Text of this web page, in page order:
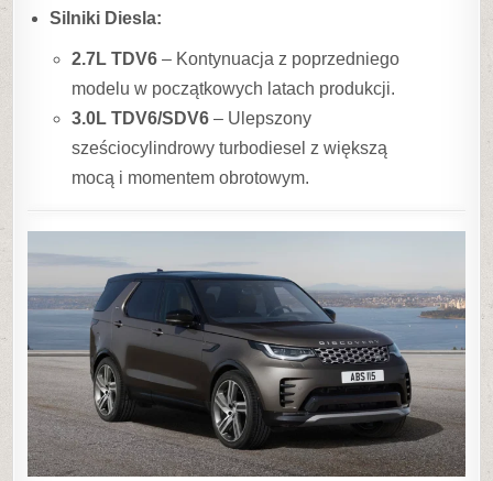
Silniki Diesla:
2.7L TDV6 – Kontynuacja z poprzedniego
modelu w początkowych latach produkcji.
3.0L TDV6/SDV6 – Ulepszony
sześciocylindrowy turbodiesel z większą
mocą i momentem obrotowym.